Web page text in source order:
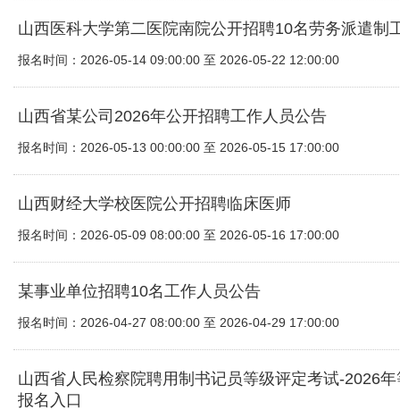
山西医科大学第二医院南院公开招聘10名劳务派遣制
报名时间：2026-05-14 09:00:00 至 2026-05-22 12:00:00
山西省某公司2026年公开招聘工作人员公告
报名时间：2026-05-13 00:00:00 至 2026-05-15 17:00:00
山西财经大学校医院公开招聘临床医师
报名时间：2026-05-09 08:00:00 至 2026-05-16 17:00:00
某事业单位招聘10名工作人员公告
报名时间：2026-04-27 08:00:00 至 2026-04-29 17:00:00
山西省人民检察院聘用制书记员等级评定考试-2026
报名入口